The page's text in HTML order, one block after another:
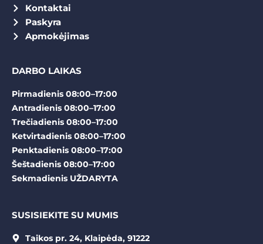
Kontaktai
Paskyra
Apmokėjimas
DARBO LAIKAS
Pirmadienis 08:00–17:00
Antradienis 08:00–17:00
Trečiadienis 08:00–17:00
Ketvirtadienis 08:00–17:00
Penktadienis 08:00–17:00
Šeštadienis 08:00–17:00
Sekmadienis UŽDARYTA
SUSISIEKITE SU MUMIS
Taikos pr. 24, Klaipėda, 91222